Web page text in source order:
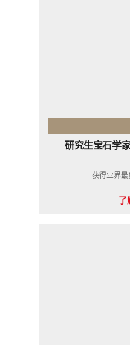
研究生宝石学家
获得业界最
了